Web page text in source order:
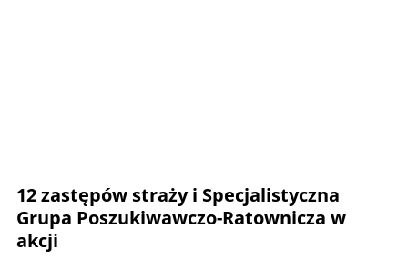
12 zastępów straży i Specjalistyczna
Grupa Poszukiwawczo-Ratownicza w
akcji